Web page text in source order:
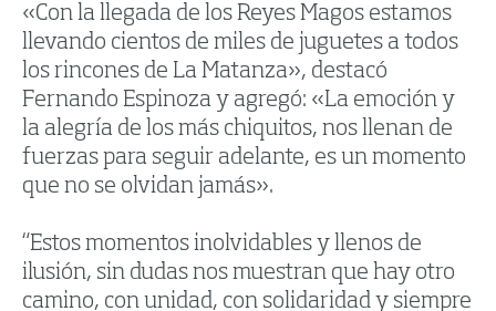
«Con la llegada de los Reyes Magos estamos
llevando cientos de miles de juguetes a todos
los rincones de La Matanza», destacó
Fernando Espinoza y agregó: «La emoción y
la alegría de los más chiquitos, nos llenan de
fuerzas para seguir adelante, es un momento
que no se olvidan jamás».
“Estos momentos inolvidables y llenos de
ilusión, sin dudas nos muestran que hay otro
camino, con unidad, con solidaridad y siempre